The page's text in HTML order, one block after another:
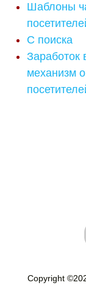
Шаблоны
С поиска
Заработок
механизм
Copyright ©